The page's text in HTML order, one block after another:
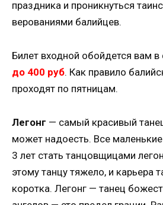
праздника и проникнуться
верованиями балийцев.
Билет входной обойдется вам
до 400 руб. Как правило
проходят по пятницам.
Легонг — самый красивый
может надоесть. Все
3 лет стать танцовщицами
этому танцу тяжело, и карьера
коротка. Легонг — танец